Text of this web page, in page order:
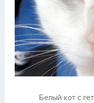
Белый кот с